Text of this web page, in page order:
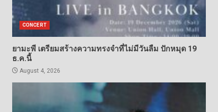
CONCERT
ยามะพี เตรียมสร้างความทรงจำที่ไม่มีวันลืม ปักหมุด 19
ธ.ค.นี้
August 4, 2026